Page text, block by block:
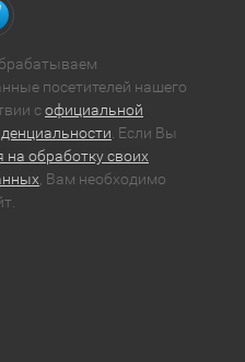
посетителей нашего
софициальной
. Если Вы
на обработку своих
, Вам необходимо